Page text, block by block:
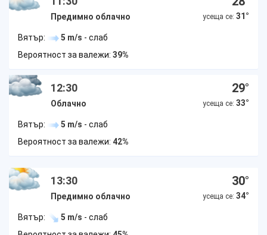
Предимно облачно усеща се: 31 °
Вятър: 5 m/s - слаб
Вероятност за валежи: 39%
12:30
Облачно
29°
усеща се: 33°
Вятър: 5 m/s - слаб
Вероятност за валежи: 42%
13:30
Предимно облачно
30°
усеща се: 34°
Вятър: 5 m/s - слаб